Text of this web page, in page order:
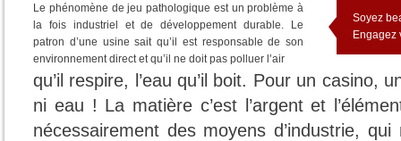
Le phénomène de jeu pathologique est un problème à
la fois industriel et de développement durable. Le
patron d’une usine sait qu’il est responsable de son
environnement direct et qu’il ne doit pas polluer l’air
Soyez
Engagez
qu’il respire, l’eau qu’il boit. Pour un casino,
ni eau ! La matière c’est l’argent et
nécessairement des moyens d’industrie,